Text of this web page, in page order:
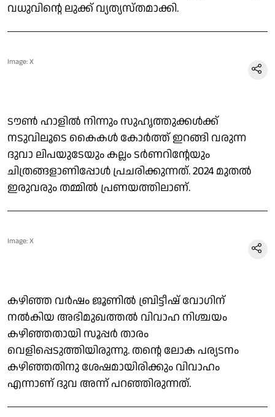
വധുവിന്റെ ലുക്ക് വ്യത്യസ്തമാക്കി.
Image: X
ടൗണ്‍ ഹാളില്‍ നിന്നും സുഹൃത്തുക്കള്‍ക്ക്
നടുവിലൂടെ കൈകള്‍ കോര്‍ത്ത് ഇറങ്ങി വരുന്ന
ദുവാ ലിപയുടേയും കല്ലം ടര്‍ണറിന്റേയും
ചിത്രങ്ങളാണിപ്പോള്‍ പ്രചരിക്കുന്നത്. 2024 മുതല്‍
ഇരുവരും തമ്മില്‍ പ്രണയത്തിലാണ്.
Image: X
കഴിഞ്ഞ വര്‍ഷം ജൂണില്‍ ബ്രിട്ടീഷ് വോഗിന്
നല്‍കിയ അഭിമുഖത്തല്‍ വിവാഹ നിശ്ചയം
കഴിഞ്ഞതായി സൂപ്പര്‍ താരം
വെളിപ്പെടുത്തിയിരുന്നു. തന്റെ ലോക പര്യടനം
കഴിഞ്ഞതിനു ശേഷമായിരിക്കും വിവാഹം
എന്നാണ് ദുവ അന്ന് പറഞ്ഞിരുന്നത്.